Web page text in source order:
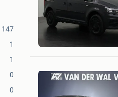
147
1
1
0
0
Dutchvans.com
Barneveld